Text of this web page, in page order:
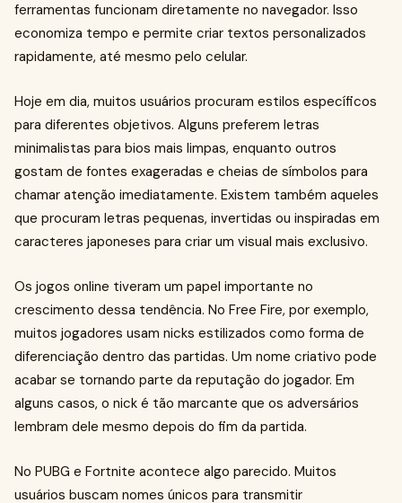
ferramentas funcionam diretamente no navegador. Isso
economiza tempo e permite criar textos personalizados
rapidamente, até mesmo pelo celular.
Hoje em dia, muitos usuários procuram estilos específicos
para diferentes objetivos. Alguns preferem letras
minimalistas para bios mais limpas, enquanto outros
gostam de fontes exageradas e cheias de símbolos para
chamar atenção imediatamente. Existem também aqueles
que procuram letras pequenas, invertidas ou inspiradas em
caracteres japoneses para criar um visual mais exclusivo.
Os jogos online tiveram um papel importante no
crescimento dessa tendência. No Free Fire, por exemplo,
muitos jogadores usam nicks estilizados como forma de
diferenciação dentro das partidas. Um nome criativo pode
acabar se tornando parte da reputação do jogador. Em
alguns casos, o nick é tão marcante que os adversários
lembram dele mesmo depois do fim da partida.
No PUBG e Fortnite acontece algo parecido. Muitos
usuários buscam nomes únicos para transmitir